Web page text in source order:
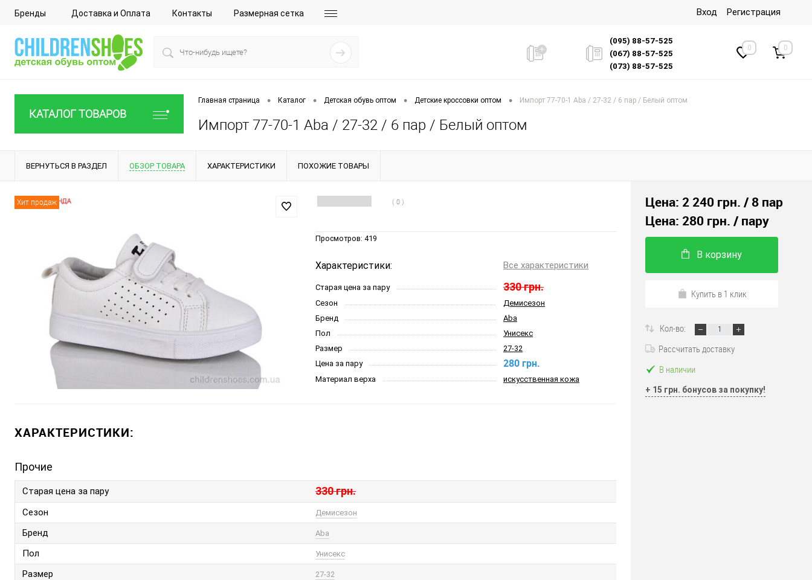
Бренды Доставка и Оплата Контакты Размерная сетка Вход Регистрация
(095) 88-57-525
(067) 88-57-525
(073) 88-57-525
0 0
КАТАЛОГ ТОВАРОВ
Главная страница • Каталог • Детская обувь оптом • Детские кроссовки оптом • Импорт 77-70-1 Aba / 27-32 / 6 пар / Белый оптом
Импорт 77-70-1 Aba / 27-32 / 6 пар / Белый оптом
ВЕРНУТЬСЯ В РАЗДЕЛ ОБЗОР ТОВАРА ХАРАКТЕРИСТИКИ ПОХОЖИЕ ТОВАРЫ
Хит продаж ( 0 )
Просмотров: 419
Характеристики: Все характеристики
Старая цена за пару 330 грн.
Сезон
Демисезон
Бренд
Aba
Пол
Унисекс
Размер
27-32
Цена за пару
280 грн.
Материал верха искусственная кожа
ХАРАКТЕРИСТИКИ:
Прочие
Старая цена за пару 330 грн.
Сезон Демисезон
Бренд Aba
Пол Унисекс
Размер 27-32
Цена: 2 240 грн. / 8 пар
Цена: 280 грн. / пару
В корзину
Купить в 1 клик
Кол-во:
Рассчитать доставку
В наличии
+ 15 грн. бонусов за покупку!